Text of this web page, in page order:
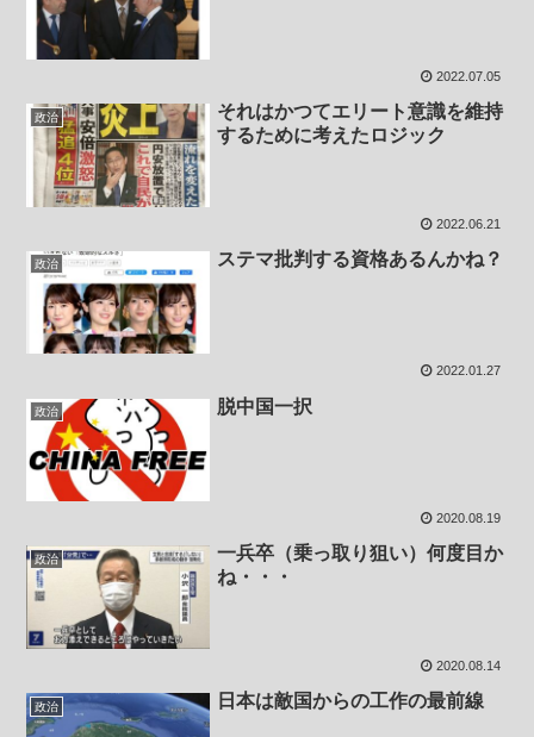
2022.07.05
政治
それはかつてエリート意識を維持
するために考えたロジック
2022.06.21
政治 ステマ批判する資格あるんかね？
2022.01.27
政治 脱中国一択
2020.08.19
政治
一兵卒（乗っ取り狙い）何度目か
ね・・・
2020.08.14
政治 日本は敵国からの工作の最前線